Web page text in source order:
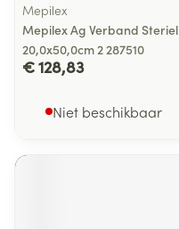
Mepilex
Mepilex Ag Verband Steriel
20,0x50,0cm 2 287510
€ 128,83
Niet beschikbaar